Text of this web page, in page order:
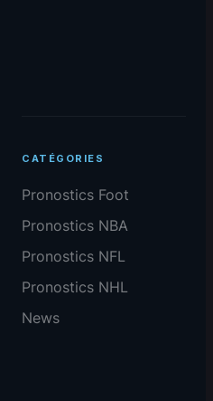
CATÉGORIES
Pronostics Foot
Pronostics NBA
Pronostics NFL
Pronostics NHL
News